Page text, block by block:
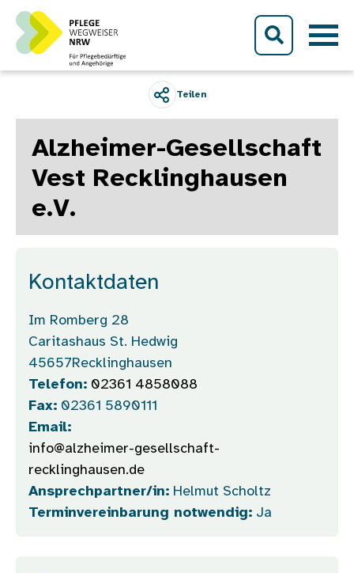
Direkt zum Inhalt
Teilen
Alzheimer-Gesellschaft
Vest Recklinghausen
e.V.
Kontaktdaten
Im Romberg 28
Caritashaus St. Hedwig
45657Recklinghausen
Telefon: 02361 4858088
Fax: 02361 5890111
Email:
info@alzheimer-gesellschaft-
recklinghausen.de
Ansprechpartner/in: Helmut Scholtz
Terminvereinbarung notwendig: Ja